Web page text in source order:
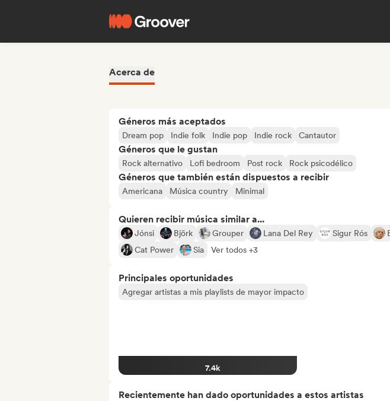
Acerca de
Géneros más aceptados
Dream pop Indie folk Indie pop Indie rock Cantautor
Géneros que le gustan
Rock alternativo Lofi bedroom Post rock Rock psicodélico
Géneros que también están dispuestos a recibir
Americana Música country Minimal
Quieren recibir música similar a...
Jónsi Björk Grouper Lana Del Rey Sigur Rós
Cat Power
Sia Ver todos +3
Principales oportunidades
Agregar artistas a mis playlists de mayor impacto
7.4k
Recientemente han dado oportunidades a estos artistas